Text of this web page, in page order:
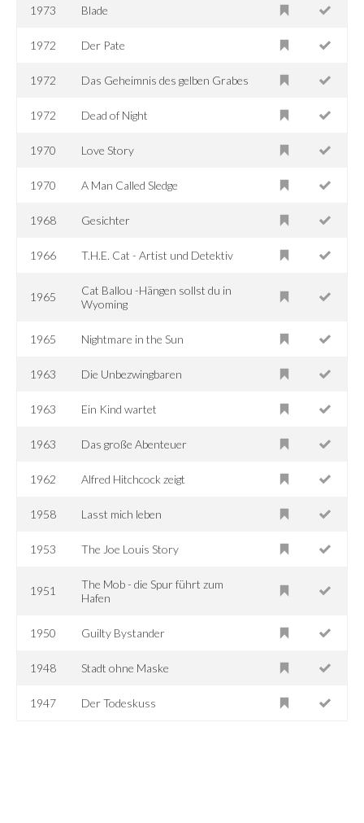
1973 Blade
1972 Der Pate
1972 Das Geheimnis des gelben Grabes
1972 Dead of Night
1970 Love Story
1970 A Man Called Sledge
1968 Gesichter
1966 T.H.E. Cat - Artist und Detektiv
1965
Cat Ballou -Hängen sollst du in
Wyoming
1965 Nightmare in the Sun
1963 Die Unbezwingbaren
1963 Ein Kind wartet
1963 Das große Abenteuer
1962 Alfred Hitchcock zeigt
1958 Lasst mich leben
1953 The Joe Louis Story
1951
The Mob - die Spur führt zum
Hafen
1950 Guilty Bystander
1948 Stadt ohne Maske
1947 Der Todeskuss